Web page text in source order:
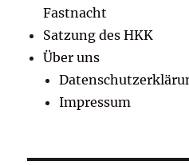
Fastnacht
Satzung des HKK
Über uns
Impressum